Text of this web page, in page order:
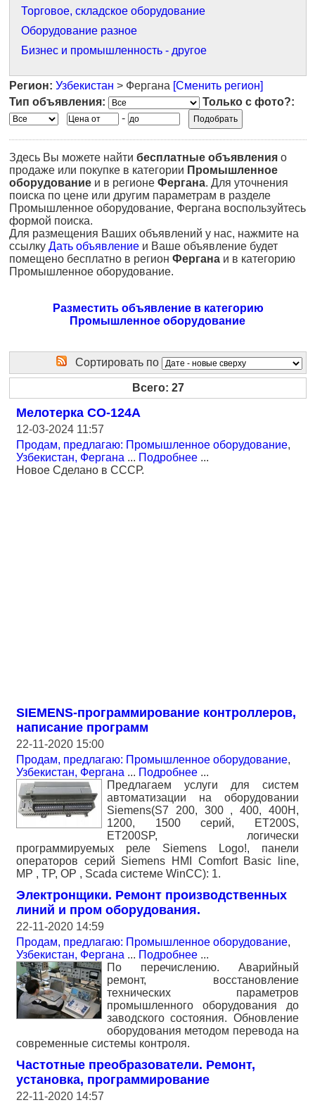
Торговое, складское оборудование
Оборудование разное
Бизнес и промышленность - другое
Регион: Узбекистан > Фергана [Сменить регион]
Тип объявления:
Только с фото?:
-
Здесь Вы можете найти бесплатные объявления о
продаже или покупке в категории Промышленное
оборудование и в регионе Фергана. Для уточнения
поиска по цене или другим параметрам в разделе
Промышленное оборудование, Фергана воспользуйтесь
формой поиска.
Для размещения Ваших объявлений у нас, нажмите на
ссылку Дать объявление и Ваше объявление будет
помещено бесплатно в регион Фергана и в категорию
Промышленное оборудование.
Разместить объявление в категорию
Промышленное оборудование
Сортировать по
Всего: 27
Мелотерка СО-124А
12-03-2024 11:57
Продам, предлагаю: Промышленное оборудование,
Узбекистан, Фергана ... Подробнее ...
Новое Сделано в СССР.
SIEMENS-программирование контроллеров,
написание программ
22-11-2020 15:00
Продам, предлагаю: Промышленное оборудование,
Узбекистан, Фергана ... Подробнее ...
Предлагаем услуги для систем
автоматизации на оборудовании
Siemens(S7 200, 300 , 400, 400H,
1200, 1500 серий, ET200S,
ET200SP, логически
программируемых реле Siemens Logo!, панели
операторов серий Siemens HMI Comfort Basic line,
MP , TP, OP , Scada системе WinCC): 1.
Электронщики. Ремонт производственных
линий и пром оборудования.
22-11-2020 14:59
Продам, предлагаю: Промышленное оборудование,
Узбекистан, Фергана ... Подробнее ...
По перечислению. Аварийный
ремонт, восстановление
технических параметров
промышленного оборудования до
заводского состояния. Обновление
оборудования методом перевода на
современные системы контроля.
Частотные преобразователи. Ремонт,
установка, программирование
22-11-2020 14:57